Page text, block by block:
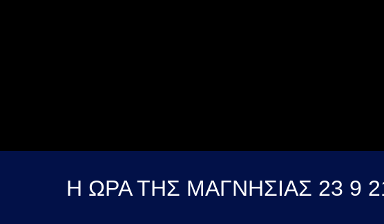
Η ΩΡΑ ΤΗΣ ΜΑΓΝΗΣΙΑΣ 23 9